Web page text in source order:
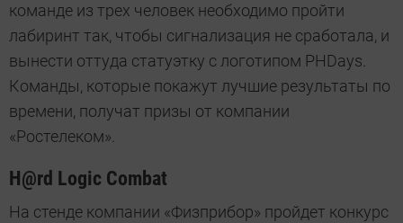
команде из трех человек необходимо пройти
лабиринт так, чтобы сигнализация не сработала, и
вынести оттуда статуэтку с логотипом PHDays.
Команды, которые покажут лучшие результаты по
времени, получат призы от компании
«Ростелеком».
H@rd Logic Combat
На стенде компании «Физприбор» пройдет конкурс